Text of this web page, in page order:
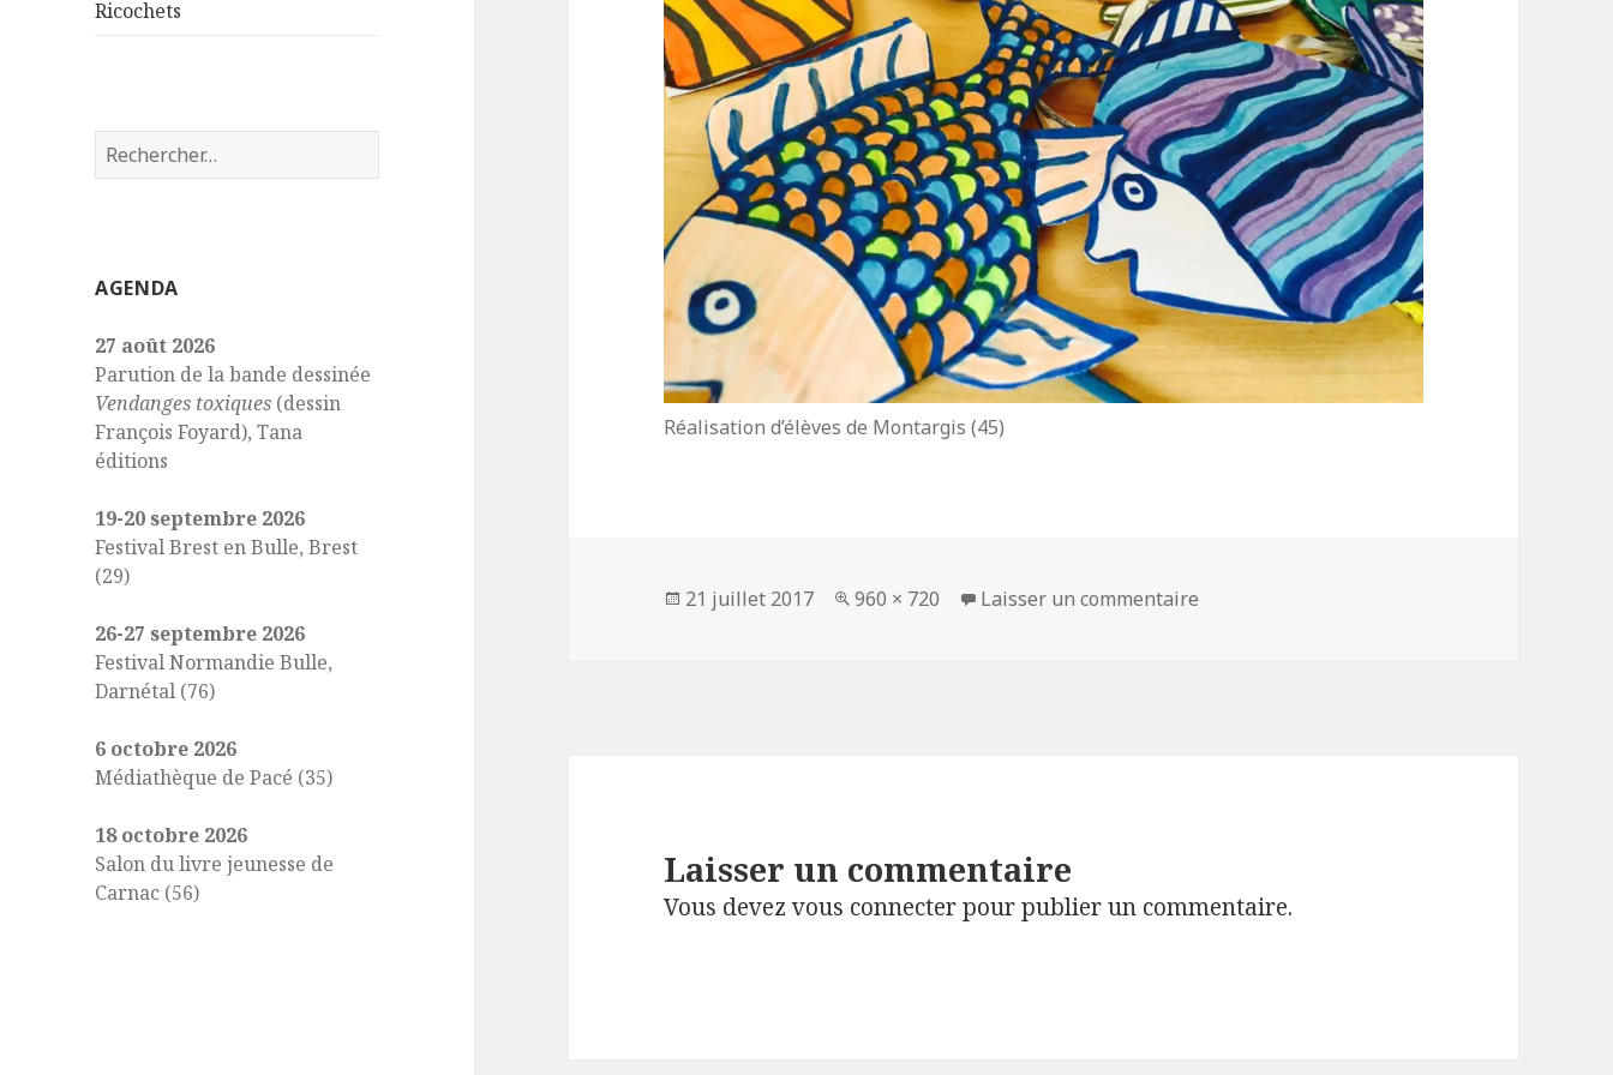
Ricochets
Rechercher :
AGENDA
27 août 2026
Parution de la bande dessinée
Vendanges toxiques (dessin
François Foyard), Tana
éditions
19-20 septembre 2026
Festival Brest en Bulle, Brest
(29)
26-27 septembre 2026
Festival Normandie Bulle,
Darnétal (76)
6 octobre 2026
Médiathèque de Pacé (35)
18 octobre 2026
Salon du livre jeunesse de
Carnac (56)
Réalisation d’élèves de Montargis (45)
Publié
21 juillet 2017
Taille
960 × 720 Laisser un commentaire
Laisser un commentaire
Vous devezvous connecterpour publier un commentaire.